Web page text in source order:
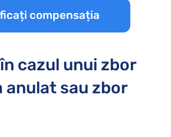
compensația
cazul unui zbor
anulat sau zbor